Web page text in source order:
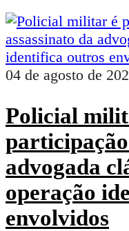
04 de agosto de
Policial
participação
advogada
operação
envolvidos